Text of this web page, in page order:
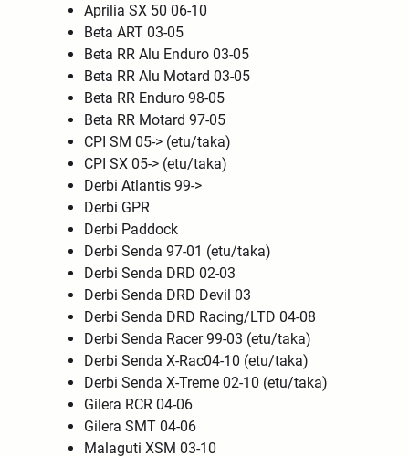
Aprilia SX 50 06-10
Beta ART 03-05
Beta RR Alu Enduro 03-05
Beta RR Alu Motard 03-05
Beta RR Enduro 98-05
Beta RR Motard 97-05
CPI SM 05-> (etu/taka)
CPI SX 05-> (etu/taka)
Derbi Atlantis 99->
Derbi GPR
Derbi Paddock
Derbi Senda 97-01 (etu/taka)
Derbi Senda DRD 02-03
Derbi Senda DRD Devil 03
Derbi Senda DRD Racing/LTD 04-08
Derbi Senda Racer 99-03 (etu/taka)
Derbi Senda X-Rac04-10 (etu/taka)
Derbi Senda X-Treme 02-10 (etu/taka)
Gilera RCR 04-06
Gilera SMT 04-06
Malaguti XSM 03-10